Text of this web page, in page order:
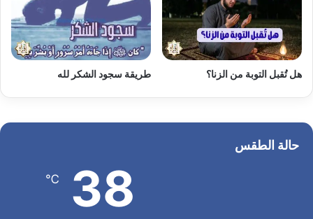
هل تُقبل التوبة من الزنا؟ طريقة سجود الشكر لله
حالة الطقس
38
℃